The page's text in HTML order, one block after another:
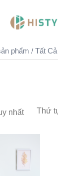
phẩm / Tất
nhất